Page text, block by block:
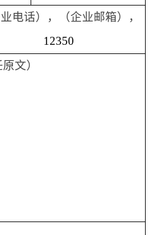
业电话），（企业邮箱），
12350
文）